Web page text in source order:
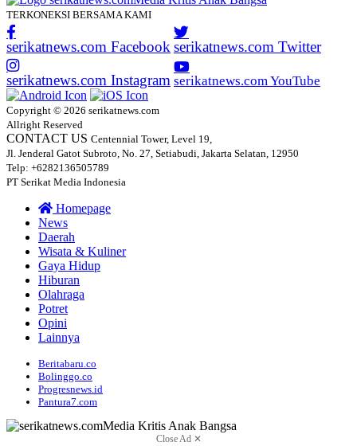
TERKONEKSI BERSAMA KAMI
serikatnews.com Facebook serikatnews.com Twitter
serikatnews.com Instagram serikatnews.com YouTube
Copyright © 2026 serikatnews.com
Allright Reserved
CONTACT US Centennial Tower, Level 19,
Jl. Jenderal Gatot Subroto, No. 27, Setiabudi, Jakarta Selatan, 12950
Telp: +6282136505789
PT Serikat Media Indonesia
Homepage
News
Daerah
Wisata & Kuliner
Gaya Hidup
Hiburan
Olahraga
Potret
Opini
Lainnya
Beritabaru.co
Bolinggo.co
Progresnews.id
Pantura7.com
Close Ad ✕